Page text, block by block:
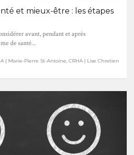
et mieux-être : les étapes
avant, pendant et après
de santé...
| Marie-Pierre St-Antoine, CRHA | Lise Chretien